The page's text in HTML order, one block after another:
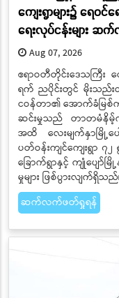
ကျေးရွာများ၌ ရေ
ရေးလုပ်ငန်းများ
Aug 07, 2026
ဧရာဝတီတိုင်းဒေသကြီး
ရက် ညပိုင်းတွင် မိုးသည်းထ
ငဝန်တာ၏ အောက်ခံမြစ်က
ဆင်းမှုသည် တာတမံနိမ့်ကျ
အထိ လေးမျက်နှာမြို့ပေ
ပတ်ဝန်းကျင်ကျေးရွာ ၇
ခြောက်ရွာနှင့် ကျုံပျော်
မှုများ ဖြစ်ပွားလျက်ရှိသည်
ဆက်လက်ဖတ်ရှုရန်